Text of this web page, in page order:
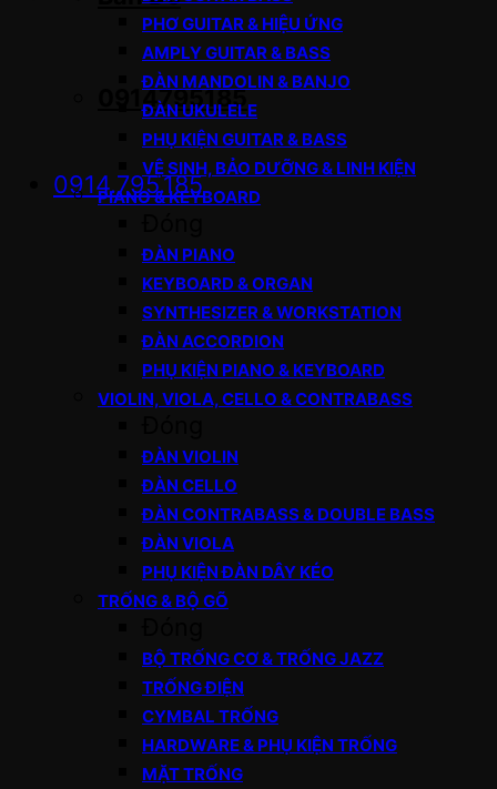
0914795185
0914.795.185
PHƠ GUITAR & HIỆU ỨNG
AMPLY GUITAR & BASS
ĐÀN MANDOLIN & BANJO
ĐÀN UKULELE
PHỤ KIỆN GUITAR & BASS
VỆ SINH, BẢO DƯỠNG & LINH KIỆN
PIANO & KEYBOARD
ĐÀN PIANO
KEYBOARD & ORGAN
SYNTHESIZER & WORKSTATION
ĐÀN ACCORDION
PHỤ KIỆN PIANO & KEYBOARD
VIOLIN, VIOLA, CELLO & CONTRABASS
ĐÀN VIOLIN
ĐÀN CELLO
ĐÀN CONTRABASS & DOUBLE BASS
ĐÀN VIOLA
PHỤ KIỆN ĐÀN DÂY KÉO
TRỐNG & BỘ GÕ
BỘ TRỐNG CƠ & TRỐNG JAZZ
TRỐNG ĐIỆN
CYMBAL TRỐNG
HARDWARE & PHỤ KIỆN TRỐNG
MẶT TRỐNG